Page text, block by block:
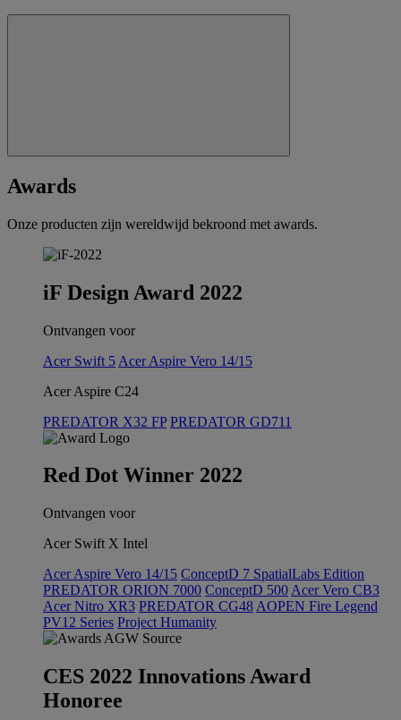
Awards
Onze producten zijn wereldwijd bekroond met awards.
iF Design Award 2022
Ontvangen voor
Acer Swift 5 Acer Aspire Vero 14/15
Acer Aspire C24
PREDATOR X32 FP PREDATOR GD711
Red Dot Winner 2022
Ontvangen voor
Acer Swift X Intel
Acer Aspire Vero 14/15 ConceptD 7 SpatialLabs Edition
PREDATOR ORION 7000 ConceptD 500 Acer Vero CB3
Acer Nitro XR3 PREDATOR CG48 AOPEN Fire Legend
PV12 Series Project Humanity
CES 2022 Innovations Award
Honoree